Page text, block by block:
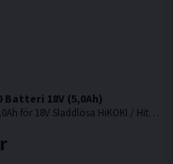
Batteri 18V (5,0Ah)
Li-Ion batteri på 5,0Ah för 18V Sladdlösa HiKOKI / Hitachi maskiner med Slide batterifäste.